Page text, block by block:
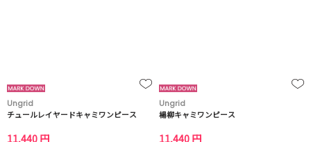
Ungrid
チュールレイヤードキャミワンピース
11,440 円
Ungrid
楊柳キャミワンピース
11,440 円